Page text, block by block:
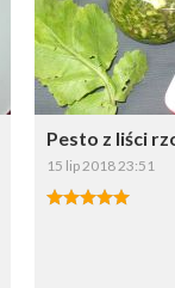
Pesto z liści
15 lip 2018 23:51